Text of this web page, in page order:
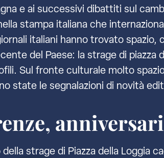
e ai successivi dibattiti sul
stampa italiana che
italiani hanno trovato
del Paese: la strage di piazza
Sul fronte culturale molto
state le segnalazioni di novità
della strage di Piazza della Loggia